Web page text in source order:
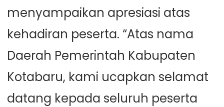
menyampaikan apresiasi atas
kehadiran peserta. “Atas nama
Daerah Pemerintah Kabupaten
Kotabaru, kami ucapkan selamat
datang kepada seluruh peserta